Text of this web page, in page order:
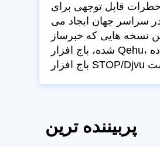
خطرات قابل توجهی برای
در سراسر جهان ایجاد می
نسخه هایی که خبرساز
شده، باج افزار Qehu، یکی از اعضای خانواده
پربیننده ترین